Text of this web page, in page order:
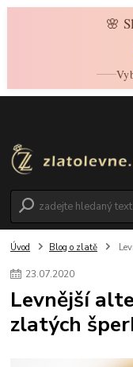
🌸
Úvod Blog o zlatě
23.07.2020
Levnější
zlatých